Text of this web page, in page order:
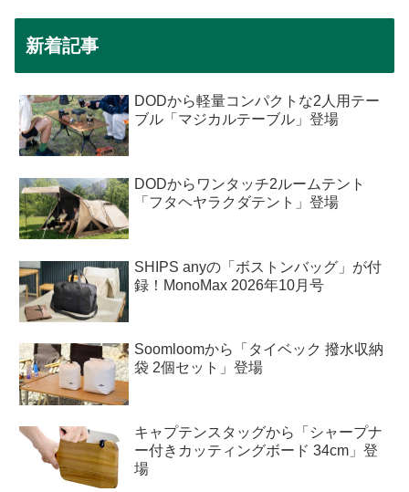
新着記事
DODから軽量コンパクトな2人用テー
ブル「マジカルテーブル」登場
DODからワンタッチ2ルームテント
「フタヘヤラクダテント」登場
SHIPS anyの「ボストンバッグ」が付
録！MonoMax 2026年10月号
Soomloomから「タイベック 撥水収納
袋 2個セット」登場
キャプテンスタッグから「シャープナ
ー付きカッティングボード 34cm」登
場